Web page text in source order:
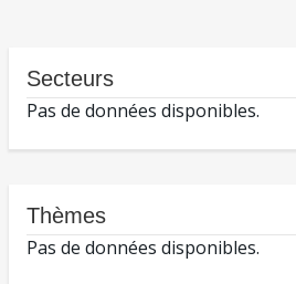
Secteurs
Pas de données disponibles.
Thèmes
Pas de données disponibles.